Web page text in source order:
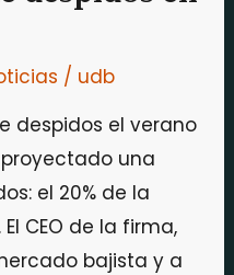
/ udb
despidos el verano
una
el 20% de la
CEO de la firma,
bajista y a